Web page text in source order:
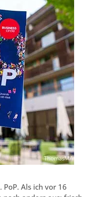
Als ich vor 16